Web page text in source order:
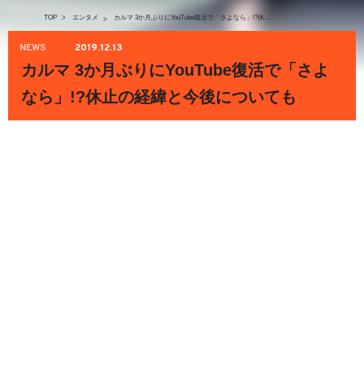
TOP > エンタメ > カルマ 3か月ぶりにYouTube復活で「さよなら」!?休止の経緯と今後についても
NEWS 2019.12.13
カルマ 3か月ぶりにYouTube復活で「さよ
なら」!?休止の経緯と今後についても